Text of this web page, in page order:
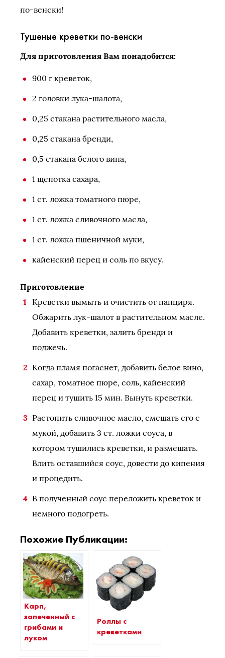
по-венски!
Тушеные креветки по-венски
Для приготовления Вам понадобится:
900 г креветок,
2 головки лука-шалота,
0,25 стакана растительного масла,
0,25 стакана бренди,
0,5 стакана белого вина,
1 щепотка сахара,
1 ст. ложка томатного пюре,
1 ст. ложка сливочного масла,
1 ст. ложка пшеничной муки,
кайенский перец и соль по вкусу.
Приготовление
Креветки вымыть и очистить от панциря.
Обжарить лук-шалот в растительном масле.
Добавить креветки, залить бренди и
поджечь.
Когда пламя погаснет, добавить белое вино,
сахар, томатное пюре, соль, кайенский
перец и тушить 15 мин. Вынуть креветки.
Растопить сливочное масло, смешать его с
мукой, добавить 3 ст. ложки соуса, в
котором тушились креветки, и размешать.
Влить оставшийся соус, довести до кипения
и процедить.
В полученный соус переложить креветок и
немного подогреть.
Похожие Публикации:
Карп,
запеченный с
грибами и
луком
Роллы с
креветками